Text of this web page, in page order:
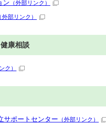
ン （外部リンク）
（外部リンク）
康相談
ク）
サポートセンター （外部リンク）